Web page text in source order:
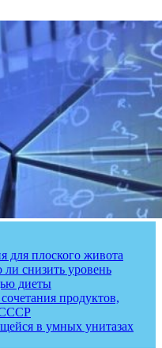
для плоского живота
снизить уровень
диеты
продуктов,
СССР
в умных унитазах